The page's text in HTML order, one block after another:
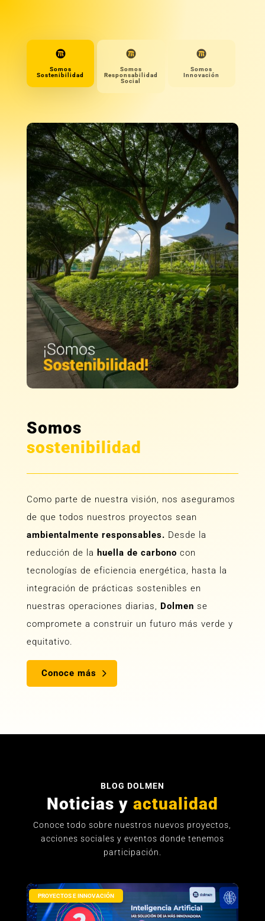
Somos
Sostenibilidad
Somos
Responsabilidad
Social
Somos
Innovación
Somos
sostenibilidad
Como parte de nuestra visión, nos aseguramos
de que todos nuestros proyectos sean
ambientalmente responsables. Desde la
reducción de la huella de carbono con
tecnologías de eficiencia energética, hasta la
integración de prácticas sostenibles en
nuestras operaciones diarias, Dolmen se
compromete a construir un futuro más verde y
equitativo.
Conoce más
BLOG DOLMEN
Noticias y actualidad
Conoce todo sobre nuestros nuevos proyectos,
acciones sociales y eventos donde tenemos
participación.
PROYECTOS E INNOVACIÓN